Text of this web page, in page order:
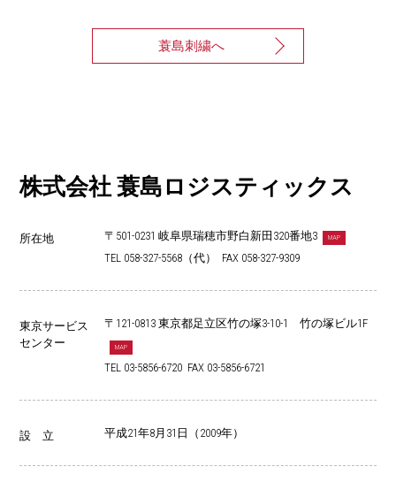
蓑島刺繍へ
株式会社 蓑島ロジスティックス
所在地 〒501-0231 岐阜県瑞穂市野白新田320番地3 MAP
TEL 058-327-5568（代） FAX 058-327-9309
東京サービス
センター
〒121-0813 東京都足立区竹の塚3-10-1 竹の塚ビル1F
MAP
TEL 03-5856-6720 FAX 03-5856-6721
設 立 平成21年8月31日（2009年）